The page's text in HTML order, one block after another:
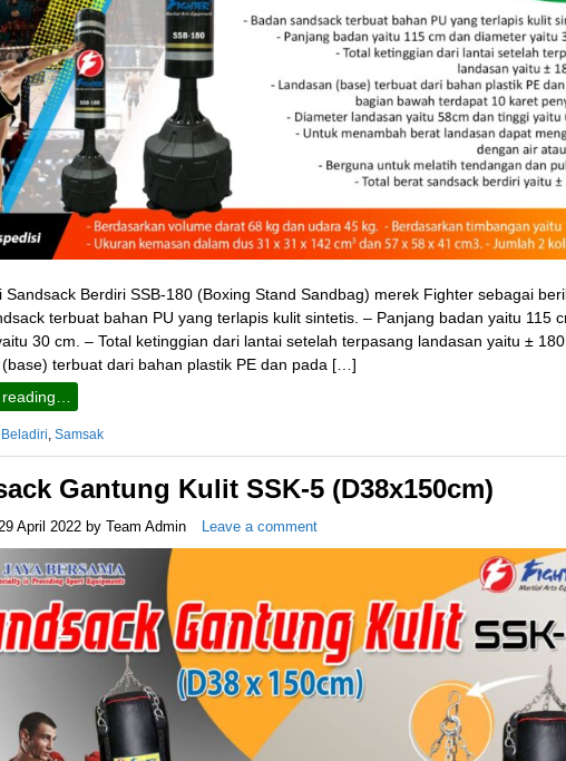
Sandsack Berdiri SSB-180 (Boxing Stand Sandbag) merek Fighter sebagai
terbuat bahan PU yang terlapis kulit sintetis. – Panjang badan yaitu 115
30 cm. – Total ketinggian dari lantai setelah terpasang landasan yaitu ±
terbuat dari bahan plastik PE dan pada […]
Beladiri Samsak
Gantung Kulit SSK-5 (D38x150cm)
April 2022 by Team Admin Leave a comment